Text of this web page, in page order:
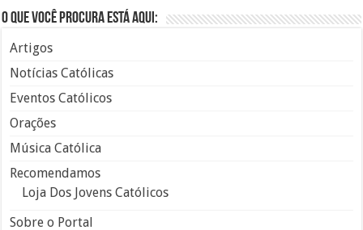
O que você procura está aqui:
Artigos
Notícias Católicas
Eventos Católicos
Orações
Música Católica
Recomendamos
Loja Dos Jovens Católicos
Sobre o Portal